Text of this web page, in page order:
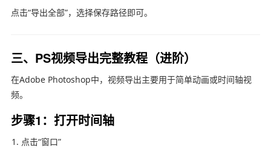
点击“导出全部”，选择保存路径即可。
三、PS视频导出完整教程（进阶）
在Adobe Photoshop中，视频导出主要用于简单动画或时间轴视
频。
步骤1：打开时间轴
点击“窗口”